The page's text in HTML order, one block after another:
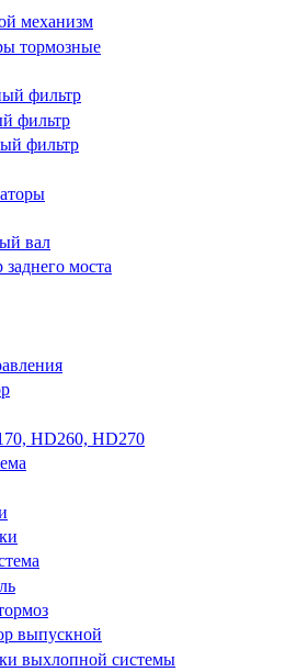
механизм
тормозные
фильтр
фильтр
фильтр
вал
заднего моста
HD260, HD270
выпускной
выхлопной системы